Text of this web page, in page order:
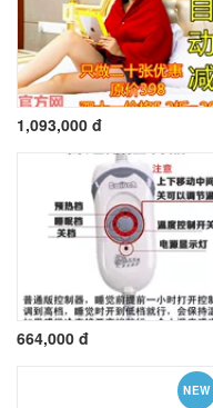
1,093,000 đ
664,000 đ
NEW